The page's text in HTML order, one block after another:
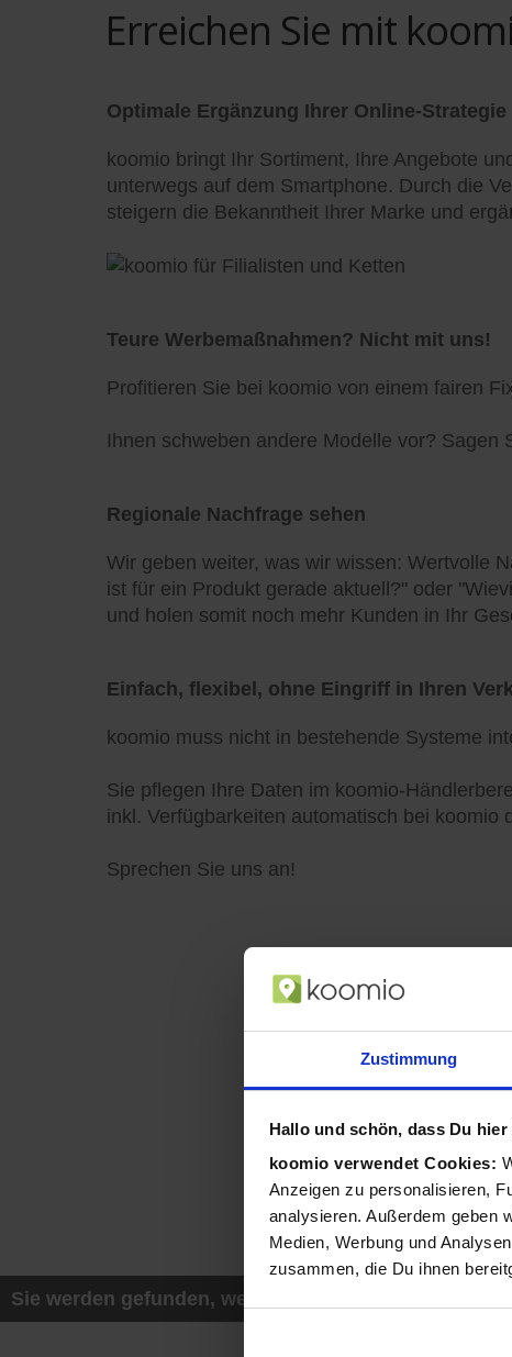
Zustimmung
Hallo und schön, dass Du hier
koomio verwendet Cookies:
Anzeigen zu personalisieren,
analysieren. Außerdem geben
Medien, Werbung und
zusammen, die Du ihnen
Erreichen Sie mit
Optimale Ergänzung Ihrer Online-Strategie
koomio bringt Ihr Sortiment, Ihre Angebote
unterwegs auf dem Smartphone. Durch die
steigern die Bekanntheit Ihrer Marke und
Teure Werbemaßnahmen? Nicht mit uns!
Profitieren Sie bei koomio von einem fairen
Ihnen schweben andere Modelle vor? Sagen
Regionale Nachfrage sehen
Wir geben weiter, was wir wissen: Wertvolle
ist für ein Produkt gerade aktuell?" oder
und holen somit noch mehr Kunden in Ihr
Einfach, flexibel, ohne Eingriff in Ihren
koomio muss nicht in bestehende Systeme
Sie pflegen Ihre Daten im koomio-
inkl. Verfügbarkeiten automatisch bei koomio
Sprechen Sie uns an!
Sie werden gefunden, wenn ein Kunde z.B. mit